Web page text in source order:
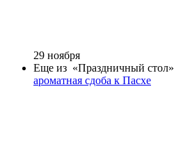
29 ноября
Еще из «Праздничный стол»
ароматная сдоба к Пасхе